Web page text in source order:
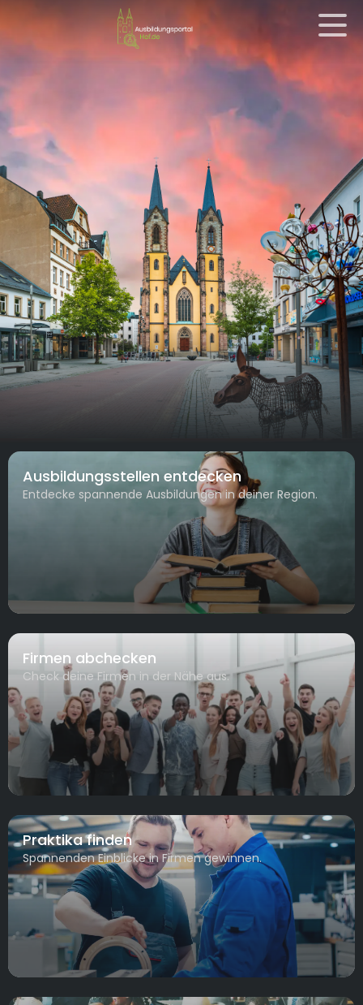
Ausbildungsstellen entdecken
Entdecke spannende Ausbildungen in deiner Region.
Firmen abchecken
Check deine Firmen in der Nähe aus.
Praktika finden
Spannenden Einblicke in Firmen gewinnen.